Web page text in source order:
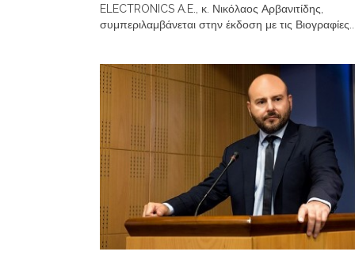
ELECTRONICS A.E., κ. Νικόλαος Αρβανιτίδης,
συμπεριλαμβάνεται στην έκδοση με τις